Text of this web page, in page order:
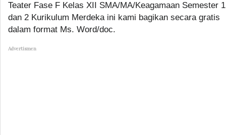
Teater Fase F Kelas XII SMA/MA/Keagamaan Semester 1
dan 2 Kurikulum Merdeka ini kami bagikan secara gratis
dalam format Ms. Word/doc.
Advertismen